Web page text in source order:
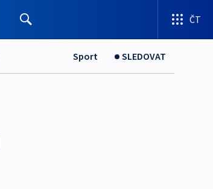
ČT
Sport SLEDOVAT